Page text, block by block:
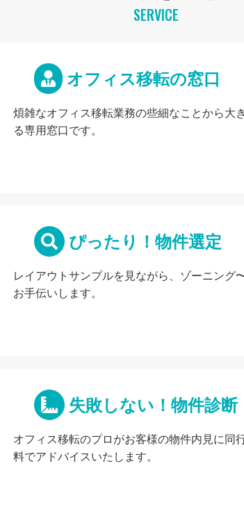
SERVICE
オフィス移転の窓口
煩雑なオフィス移転業務の些細なことから大
る専用窓口です。
ぴったり！物件選定
レイアウトサンプルを見ながら、ゾーニング
お手伝いします。
失敗しない！物件診断
オフィス移転のプロがお客様の物件内見に同
料でアドバイスいたします。